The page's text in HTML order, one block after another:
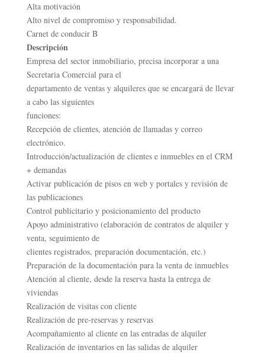
Alta motivación
Alto nivel de compromiso y responsabilidad.
Carnet de conducir B
Descripción
Empresa del sector inmobiliario, precisa incorporar a una
Secretaria Comercial para el
departamento de ventas y alquileres que se encargará de llevar
a cabo las siguientes
funciones:
Recepción de clientes, atención de llamadas y correo
electrónico.
Introducción/actualización de clientes e inmuebles en el CRM
+ demandas
Activar publicación de pisos en web y portales y revisión de
las publicaciones
Control publicitario y posicionamiento del producto
Apoyo administrativo (elaboración de contratos de alquiler y
venta, seguimiento de
clientes registrados, preparación documentación, etc.)
Preparación de la documentación para la venta de inmuebles
Atención al cliente, desde la reserva hasta la entrega de
viviendas
Realización de visitas con cliente
Realización de pre-reservas y reservas
Acompañamiento al cliente en las entradas de alquiler
Realización de inventarios en las salidas de alquiler